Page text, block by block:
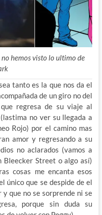
hemos visto lo ultimo de
tanto es la que nos da el
de un giro no del
regresa de su viaje al
no ver su llegada a
Rojo) por el camino mas
amor y regresando a su
no aclarados (vamos a
Bleecker Street o algo así)
cosas me encanta esos
único que se despide de el
que no se sorprende ni se
porque sin duda su